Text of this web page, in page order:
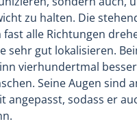
zu halten. Die
fast alle Richtungen
sehr gut lokalisieren.
vierhundertmal
Seine Augen sind
angepasst, sodass er